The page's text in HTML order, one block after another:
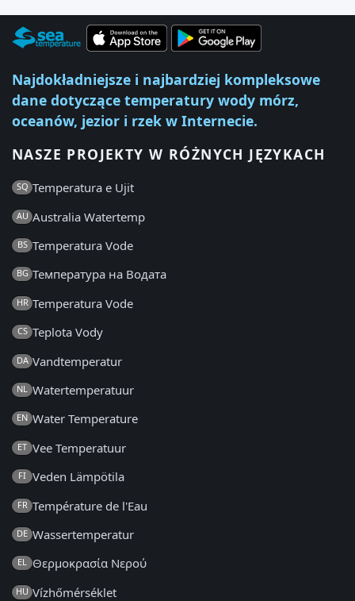
Najdokładniejsze i najbardziej kompleksowe
dane dotyczące temperatury wody mórz,
oceanów, jezior i rzek w Internecie.
NASZE PROJEKTY W RÓŻNYCH JĘZYKACH
SQ Temperatura e Ujit
AU Australia Watertemp
BS Temperatura Vode
BG Температура на Водата
HR Temperatura Vode
CS Teplota Vody
DA Vandtemperatur
NL Watertemperatuur
EN Water Temperature
ET Vee Temperatuur
FI Veden Lämpötila
FR Température de l'Eau
DE Wassertemperatur
EL Θερμοκρασία Νερού
HU Vízhőmérséklet